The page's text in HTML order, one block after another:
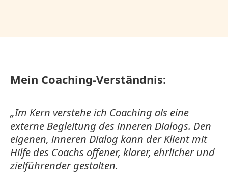
Mein Coaching-Verständnis:
„Im Kern verstehe ich Coaching als eine
externe Begleitung des inneren Dialogs. Den
eigenen, inneren Dialog kann der Klient mit
Hilfe des Coachs offener, klarer, ehrlicher und
zielführender gestalten.